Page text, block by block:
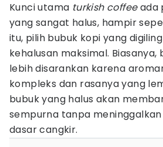
Kunci utama turkish coffeeada
yang sangat halus, hampir
itu, pilih bubuk kopi yang
kehalusan maksimal. Biasanya,
lebih disarankan karena
kompleks dan rasanya yang
bubuk yang halus akan
sempurna tanpa
dasar cangkir.